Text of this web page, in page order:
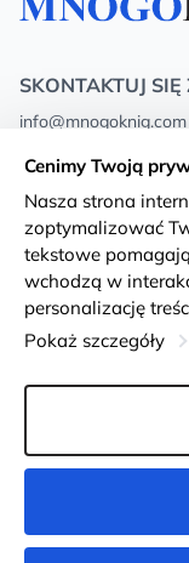
SKONTAKTUJ
info@mnogoknig.com
Rīga, Augusta
O nas
Sklepy
Dostawa i płatność
Karty lojalnościowe
Dla klientów
Cenimy Twoją
Nasza strona
zoptymalizować
tekstowe
wchodzą w
personalizację
Pokaż szczegóły